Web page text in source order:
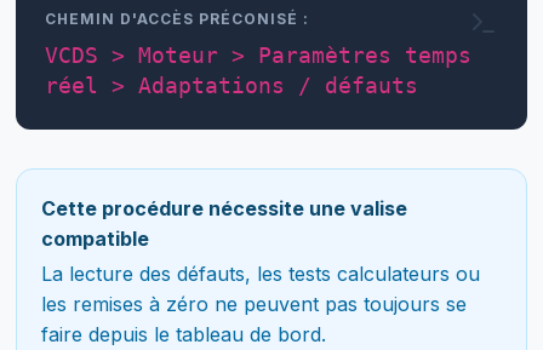
CHEMIN D'ACCÈS PRÉCONISÉ :
VCDS > Moteur > Paramètres temps
réel > Adaptations / défauts
Cette procédure nécessite une valise
compatible
La lecture des défauts, les tests calculateurs ou
les remises à zéro ne peuvent pas toujours se
faire depuis le tableau de bord.